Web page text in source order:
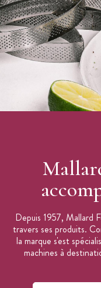
Depuis 1957, Mallard
travers ses produits.
la marque s'est
machines à